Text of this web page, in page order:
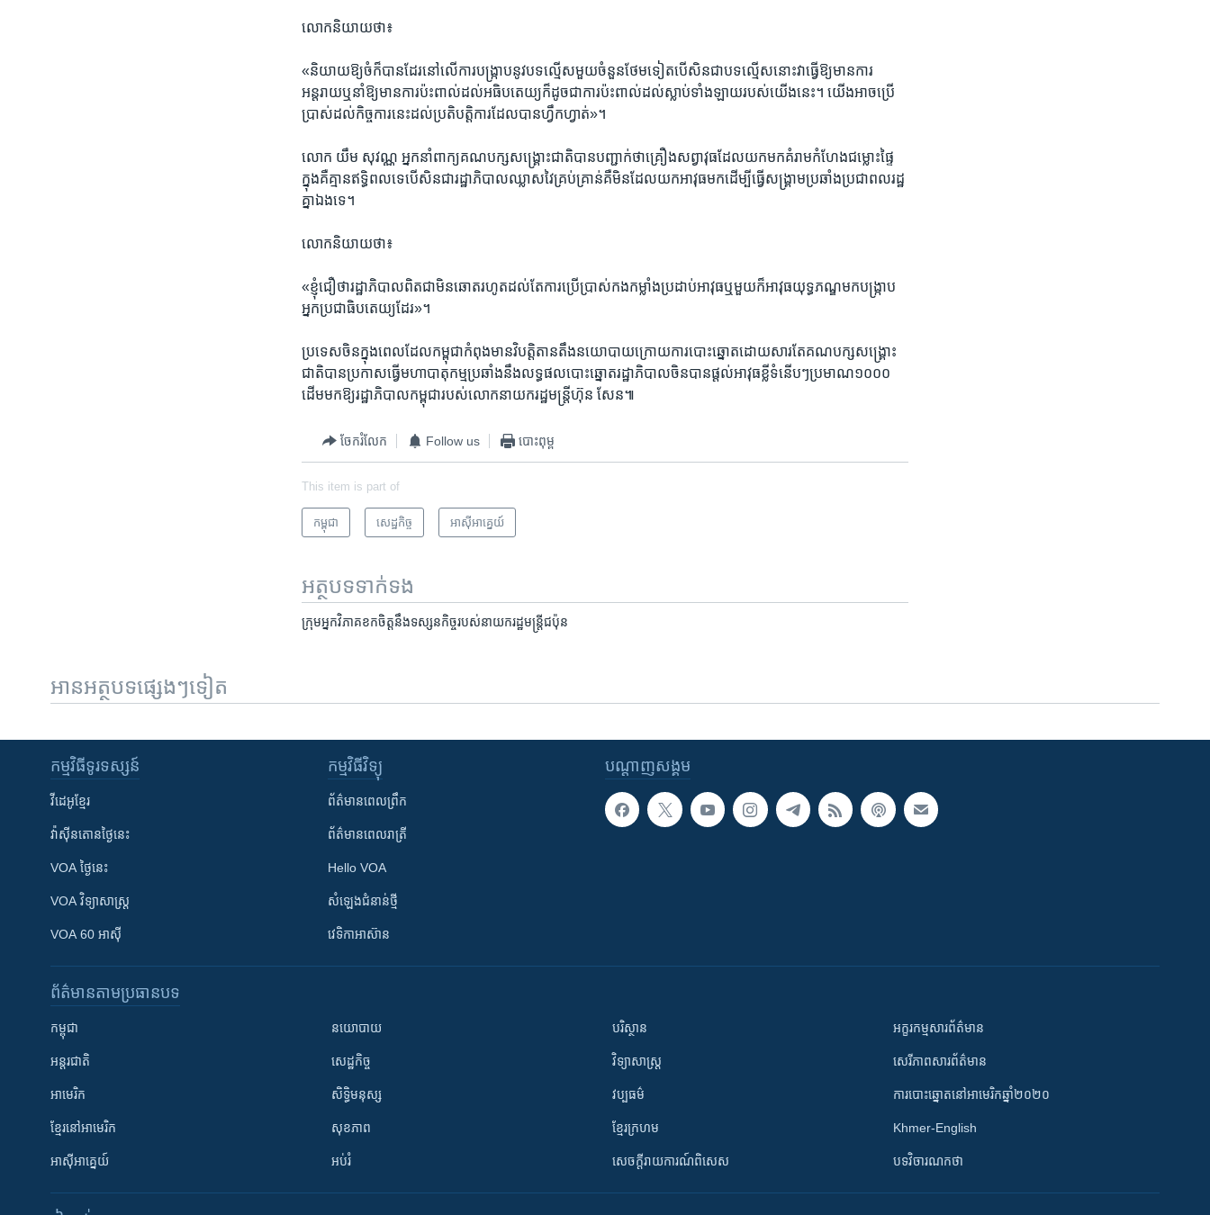
លោក​និយាយ​ថា៖​
«​និយាយ​ឱ្យ​ចំក៏បាន​ដែរ​នៅ​លើ​ការ​បង្ក្រាប​នូវ​បទ​ល្មើស​មួយ​ចំនួន​ថែម​ទៀត​បើ​សិន​ជាបទ​ល្មើស​នោះ​វា​ធ្វើ​ឱ្យមាន​ការ​
អន្តរាយ​ឬនាំ​ឱ្យមាន​ការ​ប៉ះ​ពាល់​ដល់​អធិបតេយ្យ​ក៏ដូច​ជាការ​ប៉ះ​ពាល់​ដល់​ស្លាប់​ទាំង​ឡាយ​របស់​យើង​នេះ។ ​យើង​អាច​ប្រើ
ប្រាស់​ដល់​កិច្ច​ការ​នេះ​ដល់​ប្រតិបត្តិការ​ដែល​បាន​ហ្វឹក​ហ្វាត់»។​
លោក​ យឹម សុវណ្ណ​ អ្នក​នាំពាក្យ​គណបក្ស​សង្គ្រោះ​ជាតិ​បាន​បញ្ជាក់​ថា​គ្រឿង​សព្វាវុធ​ដែល​យក​មក​គំរាម​កំហែង​ជម្លោះ​ផ្ទៃ​
ក្នុង​គឺ​គ្មាន​ឥទ្ធិពល​ទេ​បើ​សិន​ជា​រដ្ឋាភិបាល​ឈ្លាស​វៃ​គ្រប់​គ្រាន់​គឺមិន​ដែល​យក​អាវុធ​មក​ដើម្បី​ធ្វើ​សង្គ្រាម​ប្រឆាំង​ប្រជា​ពលរដ្ឋ​
គ្នា​ឯង​ទេ។
លោក​និយាយ​ថា៖
​«​ខ្ញុំ​ជឿ​ថា​រដ្ឋាភិបាល​ពិតជា​មិន​ឆោត​រហូត​ដល់​តែ​ការ​ប្រើប្រាស់​កង​កម្លាំង​ប្រដាប់​អាវុធ​ឬ​មួយ​ក៏​អាវុធ​យុទ្ធភណ្ឌ​មក​បង្ក្រាប​
អ្នក​ប្រជាធិបតេយ្យ​ដែរ»។​
ប្រទេស​ចិន​ក្នុង​ពេល​ដែល​កម្ពុជា​កំពុង​មាន​វិបត្តិ​តាន​តឹង​នយោបាយ​ក្រោយ​ការ​បោះ​ឆ្នោតដោយ​សារ​តែ​គណបក្ស​សង្គ្រោះ​
ជាតិ​បាន​ប្រកាស​ធ្វើ​មហា​បាតុកម្ម​ប្រឆាំង​នឹង​លទ្ធផល​បោះ​ឆ្នោតរដ្ឋាភិបាល​ចិន​បាន​ផ្តល់​អាវុធ​ខ្លី​ទំនើបៗ​ប្រមាណ​១០០០​
ដើម​មក​ឱ្យរដ្ឋាភិបាល​កម្ពុជា​របស់​លោក​នាយក​រដ្ឋ​មន្ត្រី​ហ៊ុន​ សែន៕​
ចែករំលែក Follow us បោះពុម្ព
This item is part of
កម្ពុជា សេដ្ឋកិច្ច អាស៊ី​អាគ្នេយ៍
អត្ថបទ​ទាក់ទង
ក្រុម​អ្នក​វិភាគ​ខក​ចិត្ត​នឹង​ទស្សនកិច្ច​របស់​នាយករដ្ឋមន្ត្រី​ជប៉ុន
អានអត្ថបទផ្សេងៗទៀត
បណ្តាញ​សង្គម
កម្មវិធី​ទូរទស្សន៍
វីដេអូ​ខ្មែរ
វ៉ាស៊ីនតោន​ថ្ងៃ​នេះ
VOA ថ្ងៃនេះ
VOA ​វិទ្យាសាស្ត្រ
VOA 60 អាស៊ី
កម្មវិធី​វិទ្យុ
ព័ត៌មាន​ពេល​ព្រឹក
ព័ត៌មាន​​ពេល​រាត្រី
Hello VOA
សំឡេង​ជំនាន់​ថ្មី
វេទិកា​អាស៊ាន
ព័ត៌មាន​តាមប្រធានបទ​
កម្ពុជា
អន្តរជាតិ
អាមេរិក
ខ្មែរ​នៅអាមេរិក
អាស៊ីអាគ្នេយ៍
នយោបាយ
សេដ្ឋកិច្ច
សិទ្ធិមនុស្ស
សុខភាព
អប់រំ
បរិស្ថាន
វិទ្យាសាស្រ្ត
វប្បធម៌
ខ្មែរក្រហម
សេចក្តីរាយការណ៍ពិសេស
អក្ខរកម្មសារព័ត៌មាន
សេរីភាពសារព័ត៌មាន
ការបោះឆ្នោតនៅអាមេរិកឆ្នាំ២០២០
Khmer-English
បទវិចារណកថា